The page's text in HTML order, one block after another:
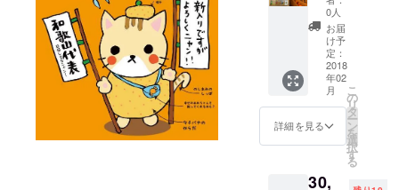
とフ
レッ
シュな
香り、
ふんわ
りと広
がる米
の優し
い甘味
のバラ
相当の
お菓子
詰め合
わせ ※
季節に
より、
多少内
容が異
なる場
合があ
りま
下津み
0人
お届
け予
定：
2018
年02
月
詳細を見る
こ
の
リ
タ
ー
ン
を
選
択
す
る
30,